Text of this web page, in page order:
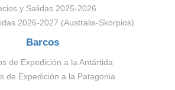
y Salidas 2025-2026
2026-2027 (Australis-Skorpios)
Barcos
de Expedición a la Antártida
de Expedición a la Patagonia